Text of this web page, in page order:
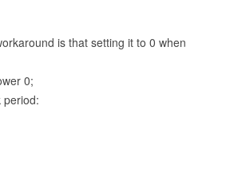
is that setting it to 0 when
0;
period: